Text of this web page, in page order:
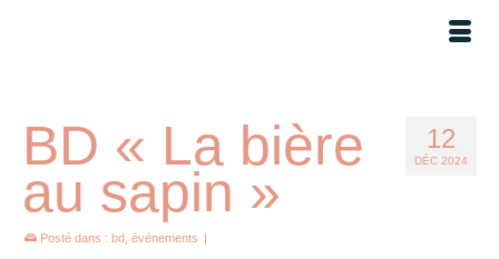
12
DÉC 2024
BD « La bière
au sapin »
Posté dans : bd événements |